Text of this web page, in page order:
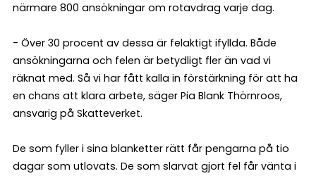
närmare 800 ansökningar om rotavdrag varje dag.
- Över 30 procent av dessa är felaktigt ifyllda. Både
ansökningarna och felen är betydligt fler än vad vi
räknat med. Så vi har fått kalla in förstärkning för att ha
en chans att klara arbete, säger Pia Blank Thörnroos,
ansvarig på Skatteverket.
De som fyller i sina blanketter rätt får pengarna på tio
dagar som utlovats. De som slarvat gjort fel får vänta i